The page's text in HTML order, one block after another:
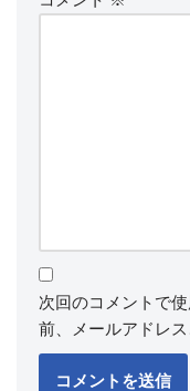
次回のコメントで
前、メールアドレス